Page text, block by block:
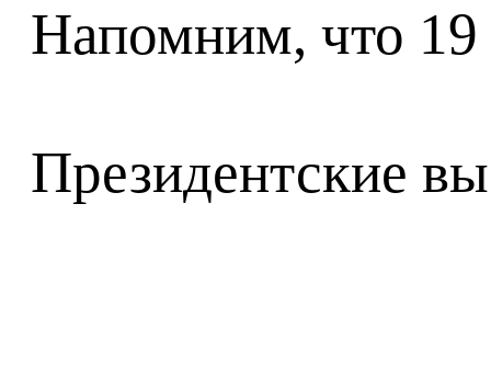
Напомним, что 19
Президентские